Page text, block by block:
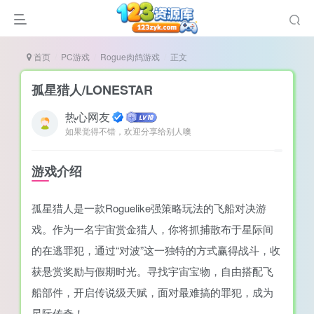
（摸鱼游戏）
首页 PC游戏 Rogue肉鸽游戏 正文
孤星猎人/LONESTAR
热心网友
如果觉得不错，欢迎分享给别人噢
游戏介绍
孤星猎人是一款Roguelike强策略玩法的飞船对决游
戏。作为一名宇宙赏金猎人，你将抓捕散布于星际间
的在逃罪犯，通过“对波”这一独特的方式赢得战斗，收
获悬赏奖励与假期时光。寻找宇宙宝物，自由搭配飞
船部件，开启传说级天赋，面对最难搞的罪犯，成为